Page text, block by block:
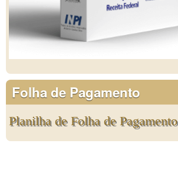
Folha de Pagamento
Planilha de Folha de Pagamento